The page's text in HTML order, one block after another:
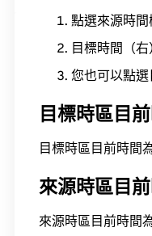
點選來源時
目標時間（
您也可以點選
目標時區目
目標時區目前時間
來源時區目
來源時區目前時間